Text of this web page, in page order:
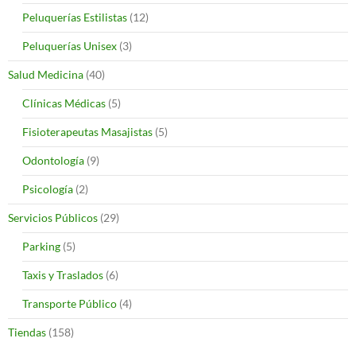
Peluquerías Estilistas (12)
Peluquerías Unisex (3)
Salud Medicina (40)
Clínicas Médicas (5)
Fisioterapeutas Masajistas (5)
Odontología (9)
Psicología (2)
Servicios Públicos (29)
Parking (5)
Taxis y Traslados (6)
Transporte Público (4)
Tiendas (158)